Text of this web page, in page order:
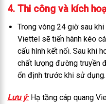
4. Thi công và kích
Trong vòng 24 giờ sau
Viettel sẽ tiến hành kéo
cấu hình kết nối. Sau khi
chất lượng đường truyền
ổn định trước khi sử dụng.
Lưu ý: Hạ tầng cáp quang